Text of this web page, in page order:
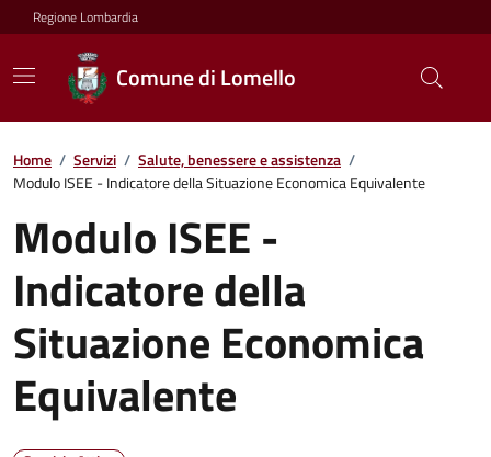
Regione Lombardia
Comune di Lomello
Home / Servizi / Salute, benessere e assistenza /
Modulo ISEE - Indicatore della Situazione Economica Equivalente
Modulo ISEE -
Indicatore della
Situazione Economica
Equivalente